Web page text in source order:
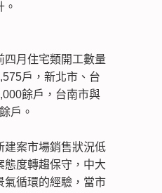
四月住宅類開工數量
戶，新北市、台
餘戶，台南市與
戶。
建案市場銷售狀況低
態度轉趨保守，中大
氣循環的經驗，當市